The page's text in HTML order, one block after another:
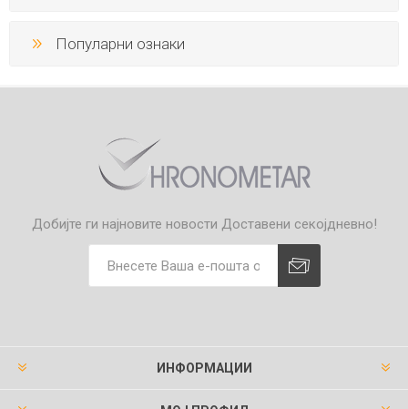
Популарни ознаки
Добијте ги најновите новости Доставени секојдневно!
ИНФОРМАЦИИ